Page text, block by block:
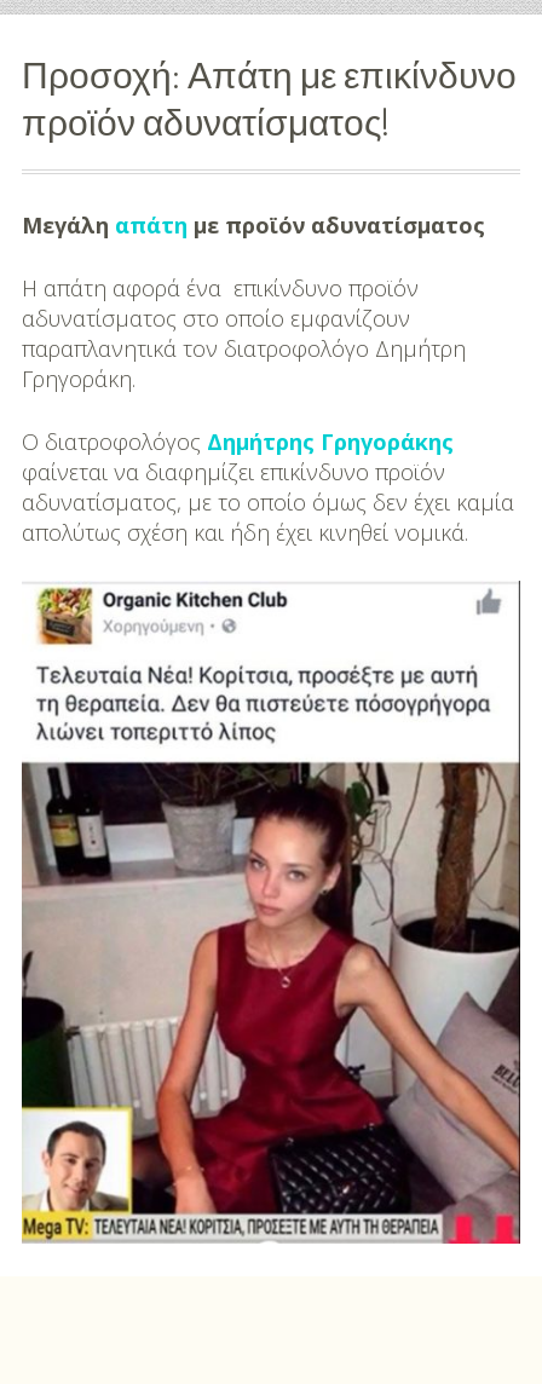
Εκπαίδευση
Βάπτιση
Βάπτισης
Διάσημες
Βαπτίσεις
Σπίτι
Παιδικό Δωμάτιο
Deco
DIY
Διατροφή-Συνταγές
Συνταγές
Συμβουλές
Διατροφής
Υγεία – Ψυχολογία
Προσοχή: Απάτη με επικίνδυνο
προϊόν αδυνατίσματος!
Μεγάλη απάτη με προϊόν αδυνατίσματος
Η απάτη αφορά ένα επικίνδυνο προϊόν
αδυνατίσματος στο οποίο εμφανίζουν
παραπλανητικά τον διατροφολόγο Δημήτρη
Γρηγοράκη.
O διατροφολόγος Δημήτρης Γρηγοράκης
φαίνεται να διαφημίζει επικίνδυνο προϊόν
αδυνατίσματος, με το οποίο όμως δεν έχει καμία
απολύτως σχέση και ήδη έχει κινηθεί νομικά.